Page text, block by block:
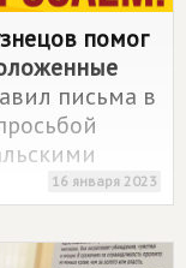
помог
письма в
16 января 2023